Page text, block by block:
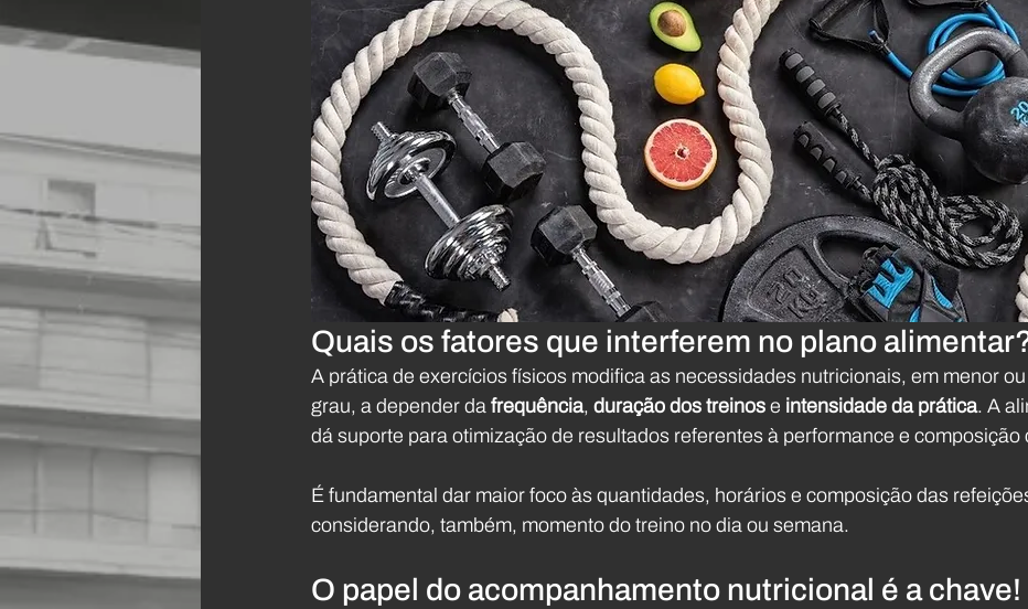
Quais os fatores que interferem no plano
A prática de exercícios físicos modifica as necessidades nutricionais, em menor
grau, a depender da frequência, duração dos treinos e intensidade da prática. A
dá suporte para otimização de resultados referentes à performance e composição
É fundamental dar maior foco às quantidades, horários e composição das
considerando, também, momento do treino no dia ou semana.
O papel do acompanhamento nutricional é a chave!